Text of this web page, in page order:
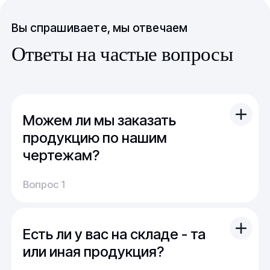
Вы спрашиваете, мы отвечаем
Ответы на частые вопросы
Можем ли мы заказать
продукцию по нашим
чертежам?
Вы можете отправить свой чертеж/проект
(в т.ч. примерный) с техническим заданием.
Мы можем изготовить для вас как мелкую
продукцию (метизы, точеные отводы,
детали), так и большие изделия
Вопрос 1
Есть ли у вас на складе - та
или иная продукция?